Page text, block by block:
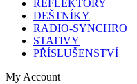
REFLEKTORY
DEŠTNÍKY
RADIO-SYNCHRO
STATIVY
PŘÍSLUŠENSTVÍ
My Account